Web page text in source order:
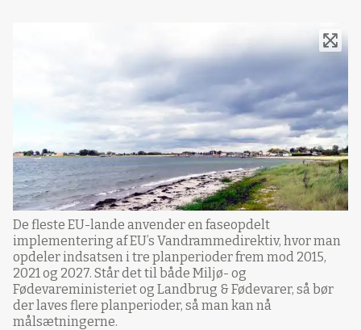
De fleste EU-lande anvender en faseopdelt
implementering af EU’s Vandrammedirektiv, hvor man
opdeler indsatsen i tre planperioder frem mod 2015,
2021 og 2027. Står det til både Miljø- og
Fødevareministeriet og Landbrug & Fødevarer, så bør
der laves flere planperioder, så man kan nå
målsætningerne.